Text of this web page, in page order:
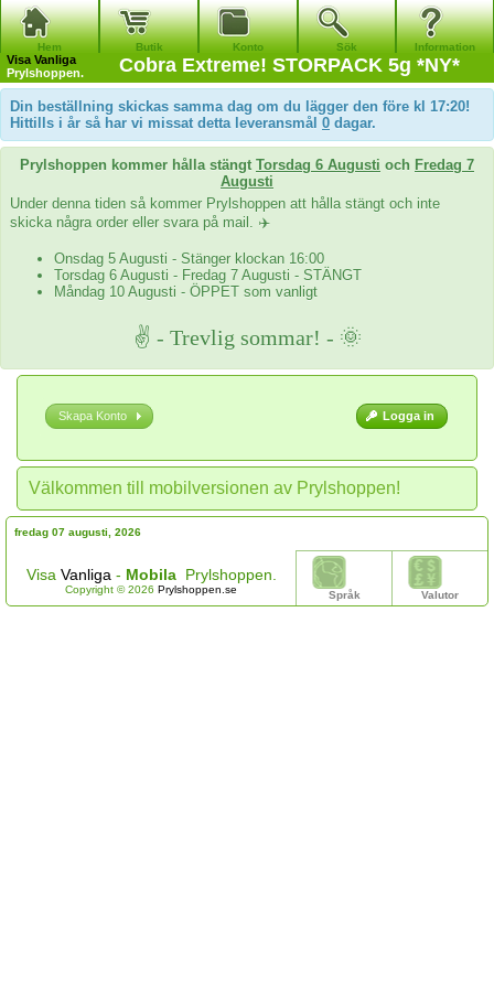
Hem Butik Konto Sök Information
Visa Vanliga
Prylshoppen.
Cobra Extreme! STORPACK 5g *NY*
Din beställning skickas samma dag om du lägger den före kl 17:20!
Hittills i år så har vi missat detta leveransmål 0 dagar.
Prylshoppen kommer hålla stängt Torsdag 6 Augusti och Fredag 7
Augusti
Under denna tiden så kommer Prylshoppen att hålla stängt och inte
skicka några order eller svara på mail. ✈️
Onsdag 5 Augusti - Stänger klockan 16:00
Torsdag 6 Augusti - Fredag 7 Augusti - STÄNGT
Måndag 10 Augusti - ÖPPET som vanligt
✌ - Trevlig sommar! - 🌞
Skapa Konto Logga in
Välkommen till mobilversionen av Prylshoppen!
fredag 07 augusti, 2026
Visa Vanliga - MobilaPrylshoppen.
Copyright © 2026 Prylshoppen.se Språk Valutor